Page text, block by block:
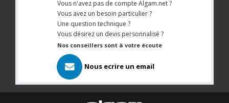
Vous n'avez pas de compte Algam.net ?
Vous avez un besoin particulier ?
Une question technique ?
Vous désirez un devis personnalisé ?
Nos conseillers sont à votre écoute
Nous ecrire un email